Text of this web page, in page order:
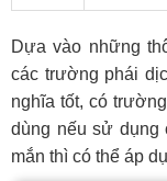
Dựa vào những
các trường phái
nghĩa tốt, có
dùng nếu sử dụng
mắn thì có thể áp